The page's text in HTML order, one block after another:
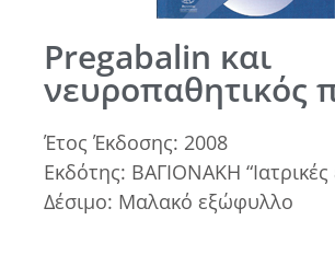
Pregabalin και
νευροπαθητικός
Έτος Έκδοσης: 2008
Εκδότης: ΒΑΓΙΟΝΑΚΗ “Ιατρικές
Δέσιμο: Μαλακό εξώφυλλο